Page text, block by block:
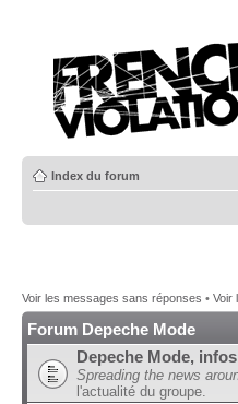
Index du forum
Voir les messages sans réponses • Voir
Forum Depeche Mode
Depeche Mode,
Spreading the news
l'actualité du groupe.